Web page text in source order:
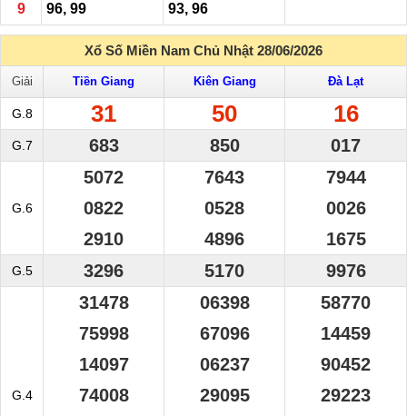
9 96, 99 93, 96
Xổ Số Miền Nam Chủ Nhật 28/06/2026
Giải Tiền Giang Kiên Giang Đà Lạt
G.8 31 50 16
G.7 683 850 017
G.6
5072
0822
2910
7643
0528
4896
7944
0026
1675
G.5 3296 5170 9976
G.4
31478
75998
14097
74008
06398
67096
06237
29095
58770
14459
90452
29223